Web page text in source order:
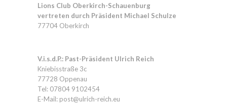
Lions Club Oberkirch-Schauenburg
vertreten durch Präsident Michael Schulze
77704 Oberkirch
V.i.s.d.P.: Past-Präsident Ulrich Reich
Kniebisstraße 3c
77728 Oppenau
Tel: 07804 9102454
E-Mail: post@ulrich-reich.eu